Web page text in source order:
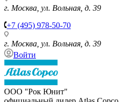
г. Москва, ул. Вольная, д. 39
+7 (495) 978-50-70
г. Москва, ул. Вольная, д. 39
Войти
ООО "Рок Юнит"